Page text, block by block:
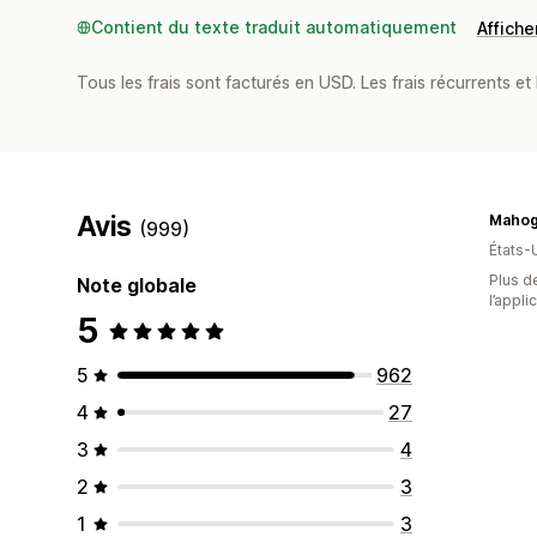
Contient du texte traduit automatiquement
Tous les frais sont facturés en USD. Les frais récurrents
Avis (999)
Note globale
5
5
962
4
27
3
4
2
3
1
3
États-
Plus